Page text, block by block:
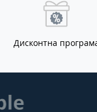
Дисконтна